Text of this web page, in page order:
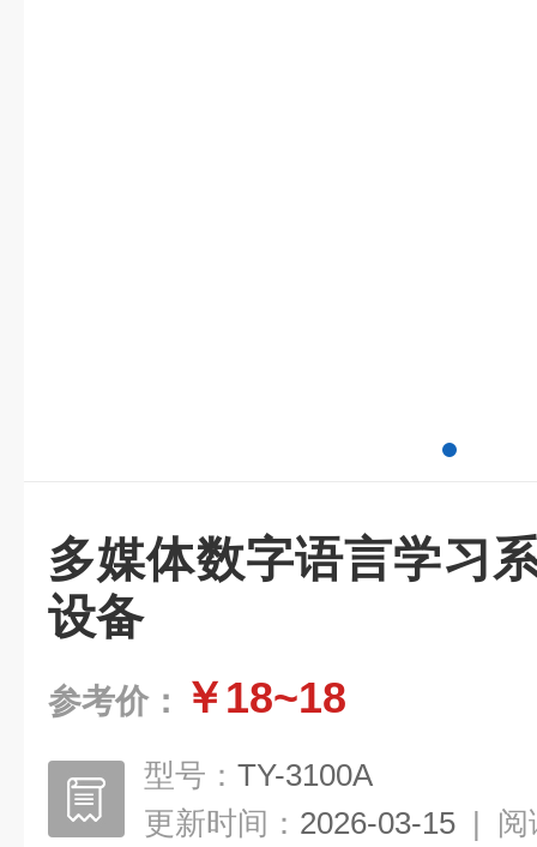
多媒体数字语言学习
设备
参考价： ￥18~18
型号： TY-3100A
更新时间： 2026-03-15 | 阅